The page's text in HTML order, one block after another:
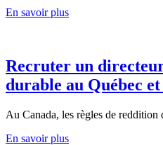
En savoir plus
Recruter un
durable au Québec
Au Canada, les règles de reddition
En savoir plus